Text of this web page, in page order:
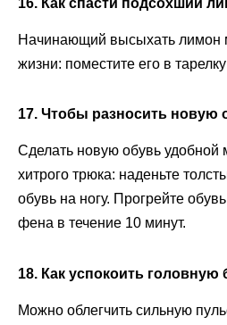
16. Как спасти подсохший
Начинающий высыхать лимон
жизни: поместите его в
17. Чтобы разносить новую
Сделать новую обувь
хитрого трюка: наденьте
обувь на ногу. Прогрейте
фена в течение 10 минут.
18. Как успокоить головную
Можно облегчить сильную